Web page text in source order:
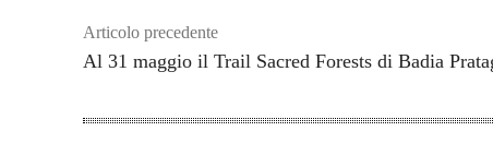
Articolo precedente
Al 31 maggio il Trail Sacred Forests di Badia